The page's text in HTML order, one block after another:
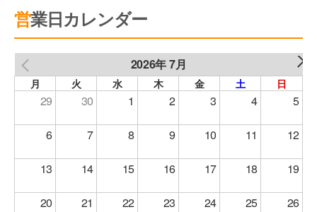
営業日カレンダー
2026年 7月
月 火 水 木 金 土 日
29 30 1 2 3 4 5
6 7 8 9 10 11 12
13 14 15 16 17 18 19
20 21 22 23 24 25 26